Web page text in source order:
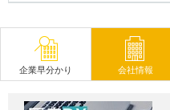
企業早分かり 会社情報